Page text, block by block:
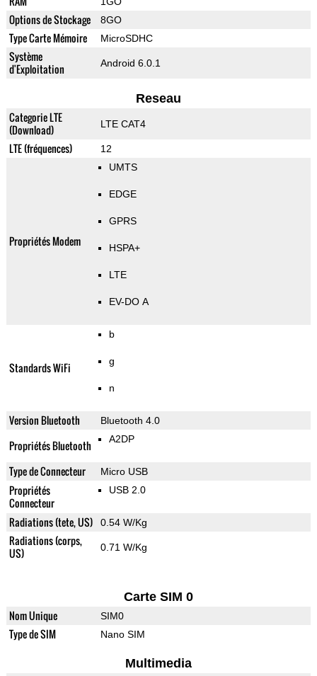
Options de Stockage 8GO
Type Carte Mémoire MicroSDHC
Système
d'Exploitation
Android 6.0.1
Reseau
Categorie LTE
(Download)
LTE CAT4
LTE (fréquences) 12
Propriétés Modem
UMTS
EDGE
GPRS
HSPA+
LTE
EV-DO A
Standards WiFi
b
g
n
Version Bluetooth Bluetooth 4.0
Propriétés Bluetooth A2DP
Type de Connecteur Micro USB
Propriétés
Connecteur
USB 2.0
Radiations (tete, US) 0.54 W/Kg
Radiations (corps,
US)
0.71 W/Kg
Carte SIM 0
Nom Unique SIM0
Type de SIM Nano SIM
Multimedia